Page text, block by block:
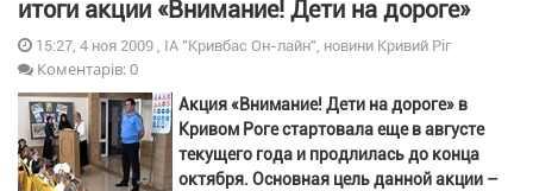
итоги акции «Внимание! Дети на дороге»
15:27, 4 ноя 2009 , ІА "Кривбас Он-лайн", новини Кривий Ріг
Коментарів: 0
Акция «Внимание! Дети на дороге» в
Кривом Роге стартовала еще в августе
текущего года и продлилась до конца
октября. Основная цель данной акции –